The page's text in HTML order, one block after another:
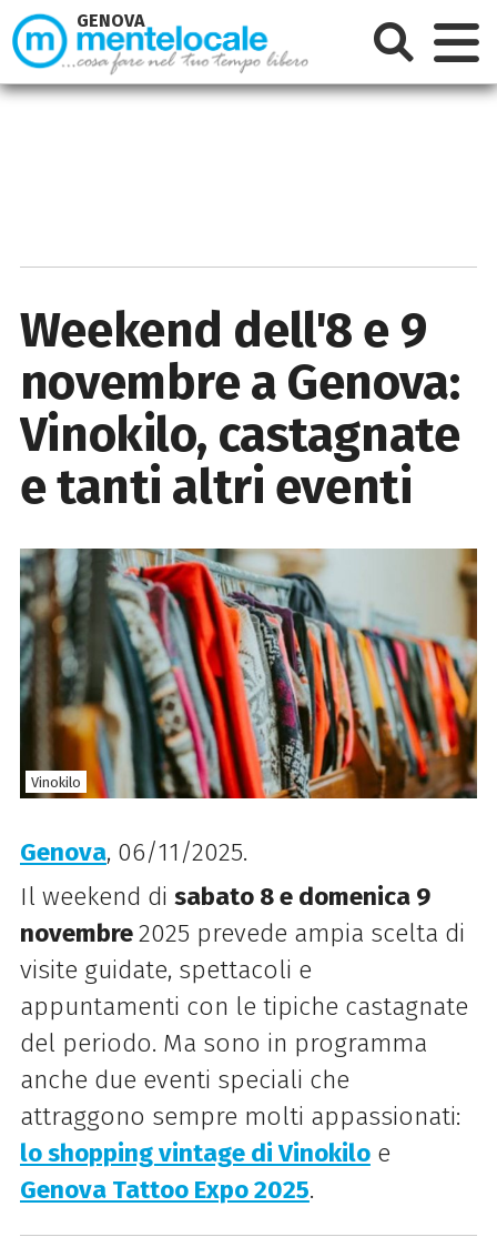
Weekend dell'8 e 9
novembre a Genova:
Vinokilo, castagnate
e tanti altri eventi
Vinokilo
Genova, 06/11/2025.
Il weekend di sabato 8 e domenica 9
novembre2025 prevede ampia scelta di
visite guidate, spettacoli e
appuntamenti con le tipiche castagnate
del periodo. Ma sono in programma
anche due eventi speciali che
attraggono sempre molti appassionati:
lo shopping vintage di Vinokiloe
Genova Tattoo Expo 2025.
GENOVA